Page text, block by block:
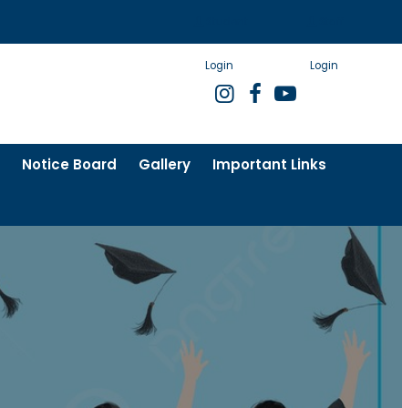
Login Login
Notice Board Gallery Important Links